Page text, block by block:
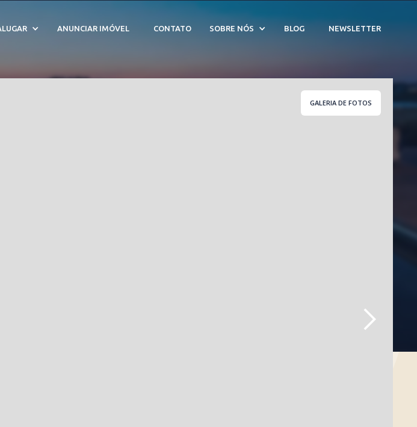
ANUNCIAR IMÓVEL CONTATO SOBRE NÓS BLOG NEWSLETTER
Europa - Cód. 208435
GALERIA DE FOTOS